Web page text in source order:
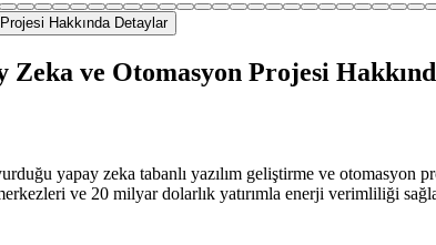
ve Otomasyon Projesi
yapay zeka tabanlı yazılım geliştirme ve otomasyon
ve 20 milyar dolarlık yatırımla enerji verimliliği